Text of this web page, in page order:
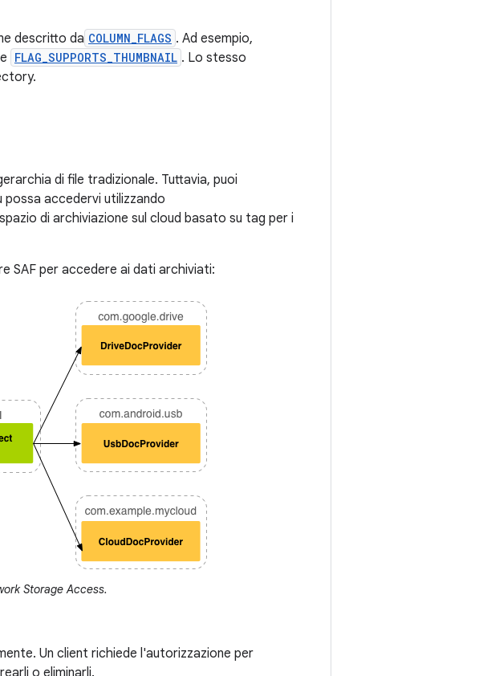
descritto da COLUMN_FLAGS . Ad esempio,
e FLAG_SUPPORTS_THUMBNAIL . Lo stesso
di file tradizionale. Tuttavia, puoi
accedervi utilizzando
di archiviazione sul cloud basato su tag per i
SAF per accedere ai dati archiviati:
Storage Access.
Un client richiede l'autorizzazione per
o eliminarli.